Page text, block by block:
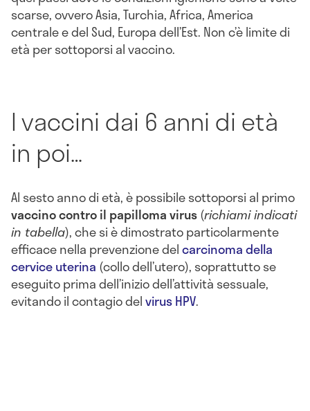
scarse, ovvero Asia, Turchia, Africa, America
centrale e del Sud, Europa dell’Est. Non c’è limite di
età per sottoporsi al vaccino.
I vaccini dai 6 anni di età
in poi…
Al sesto anno di età, è possibile sottoporsi al primo
vaccino contro il papilloma virus(richiami indicati
in tabella), che si è dimostrato particolarmente
efficace nella prevenzione delcarcinoma della
cervice uterina (collo dell’utero), soprattutto se
eseguito prima dell’inizio dell’attività sessuale,
evitando il contagio delvirus HPV.